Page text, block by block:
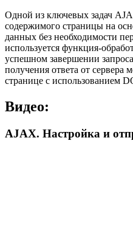
Одной из ключевых задач
содержимого страницы на
данных без необходимости
используется функция-
успешном завершении
получения ответа от сервера
странице с использованием
Видео:
AJAX. Настройка и